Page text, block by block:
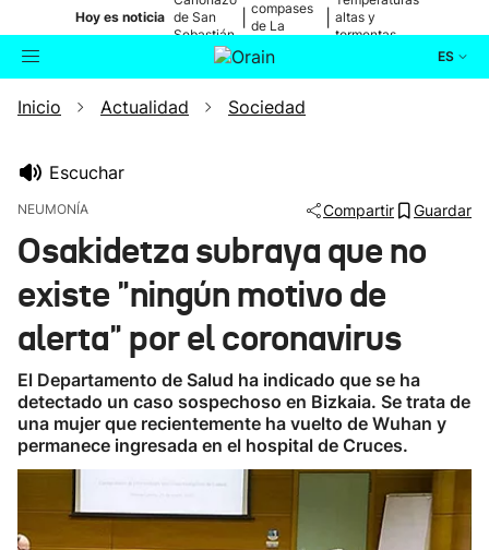
Hoy es noticia de San
Sebastián
compases
de La
altas y
tormentas
ES
Buscador Actualidad
Ikusmiran
Eguraldia
Inicio Actualidad Sociedad
Escuchar
NEUMONÍA Compartir Guardar
Osakidetza subraya que no
existe "ningún motivo de
alerta" por el coronavirus
El Departamento de Salud ha indicado que se ha
detectado un caso sospechoso en Bizkaia. Se trata de
una mujer que recientemente ha vuelto de Wuhan y
permanece ingresada en el hospital de Cruces.